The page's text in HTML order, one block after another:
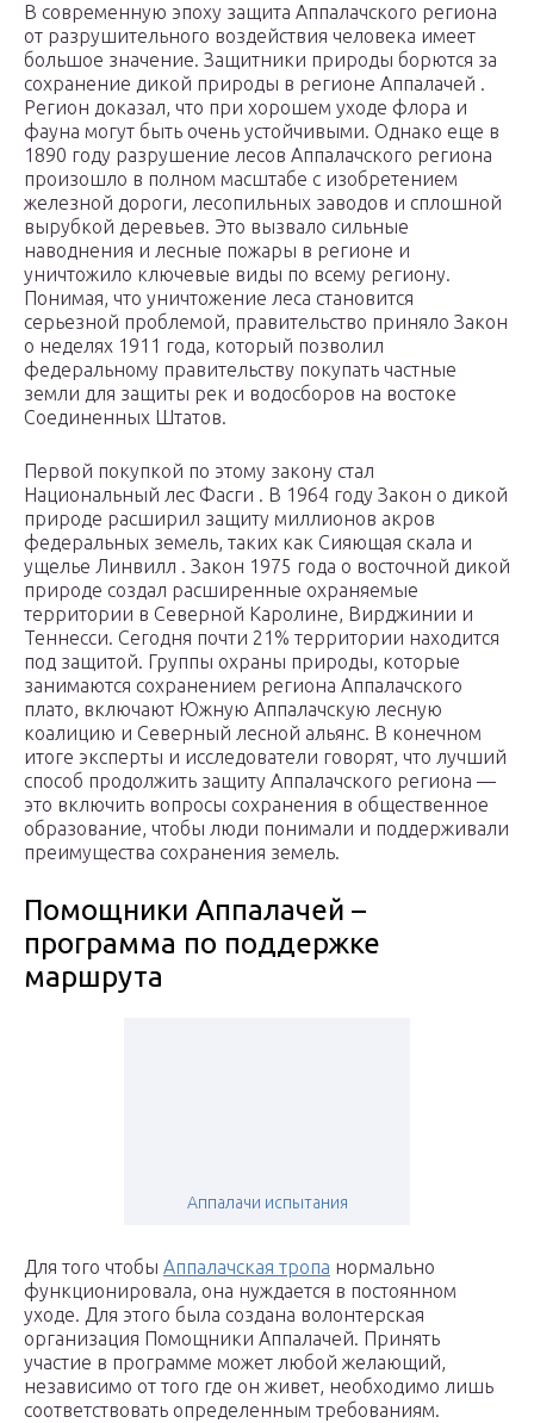
В современную эпоху защита Аппалачского региона
от разрушительного воздействия человека имеет
большое значение. Защитники природы борются за
сохранение дикой природы в регионе Аппалачей .
Регион доказал, что при хорошем уходе флора и
фауна могут быть очень устойчивыми. Однако еще в
1890 году разрушение лесов Аппалачского региона
произошло в полном масштабе с изобретением
железной дороги, лесопильных заводов и сплошной
вырубкой деревьев. Это вызвало сильные
наводнения и лесные пожары в регионе и
уничтожило ключевые виды по всему региону.
Понимая, что уничтожение леса становится
серьезной проблемой, правительство приняло Закон
о неделях 1911 года, который позволил
федеральному правительству покупать частные
земли для защиты рек и водосборов на востоке
Соединенных Штатов.
Первой покупкой по этому закону стал
Национальный лес Фасги . В 1964 году Закон о дикой
природе расширил защиту миллионов акров
федеральных земель, таких как Сияющая скала и
ущелье Линвилл . Закон 1975 года о восточной дикой
природе создал расширенные охраняемые
территории в Северной Каролине, Вирджинии и
Теннесси. Сегодня почти 21% территории находится
под защитой. Группы охраны природы, которые
занимаются сохранением региона Аппалачского
плато, включают Южную Аппалачскую лесную
коалицию и Северный лесной альянс. В конечном
итоге эксперты и исследователи говорят, что лучший
способ продолжить защиту Аппалачского региона —
это включить вопросы сохранения в общественное
образование, чтобы люди понимали и поддерживали
преимущества сохранения земель.
Помощники Аппалачей –
программа по поддержке
маршрута
Аппалачи испытания
Для того чтобы Аппалачская тропа нормально
функционировала, она нуждается в постоянном
уходе. Для этого была создана волонтерская
организация Помощники Аппалачей. Принять
участие в программе может любой желающий,
независимо от того где он живет, необходимо лишь
соответствовать определенным требованиям.